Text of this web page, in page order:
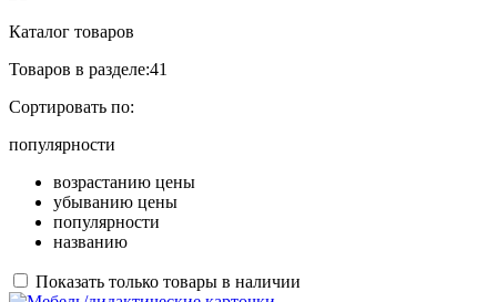
Каталог товаров
Товаров в разделе:41
Сортировать по:
популярности
возрастанию цены
убыванию цены
популярности
названию
Показать только товары в наличии